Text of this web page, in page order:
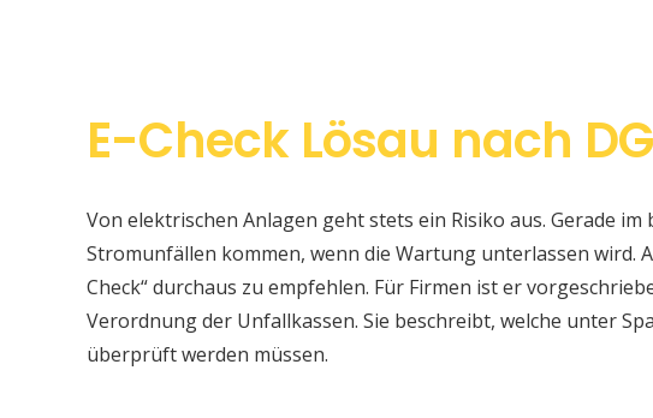
E-Check Lösau nach
Von elektrischen Anlagen geht stets ein Risiko aus. Gerade
Stromunfällen kommen, wenn die Wartung unterlassen wird.
Check“ durchaus zu empfehlen. Für Firmen ist er
Verordnung der Unfallkassen. Sie beschreibt, welche unter
überprüft werden müssen.